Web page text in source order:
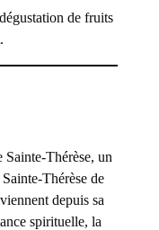
de fruits
Thérèse, un
Thérèse de
depuis sa
spirituelle, la